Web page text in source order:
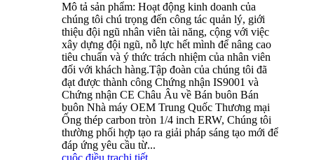
Mô tả sản phẩm: Hoạt động kinh doanh của
chúng tôi chú trọng đến công tác quản lý, giới
thiệu đội ngũ nhân viên tài năng, cộng với việc
xây dựng đội ngũ, nỗ lực hết mình để nâng cao
tiêu chuẩn và ý thức trách nhiệm của nhân viên
đối với khách hàng.Tập đoàn của chúng tôi đã
đạt được thành công Chứng nhận IS9001 và
Chứng nhận CE Châu Âu về Bán buôn Bán
buôn Nhà máy OEM Trung Quốc Thương mại
Ống thép carbon tròn 1/4 inch ERW, Chúng tôi
thường phối hợp tạo ra giải pháp sáng tạo mới để
đáp ứng yêu cầu từ...
cuộc điều trachi tiết